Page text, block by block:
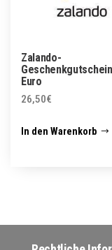
Zalando-
Euro
26,50€
In den Warenkorb